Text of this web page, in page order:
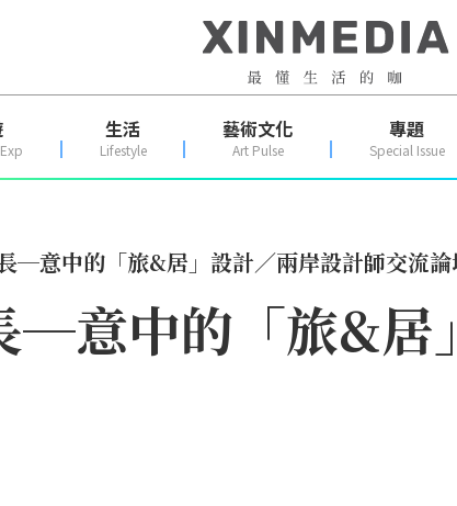
生活
Lifestyle
藝術文化
Art Pulse
專題
Special Issue
─意中的「旅&居」設計／兩岸設計師交流論
─意中的「旅&居